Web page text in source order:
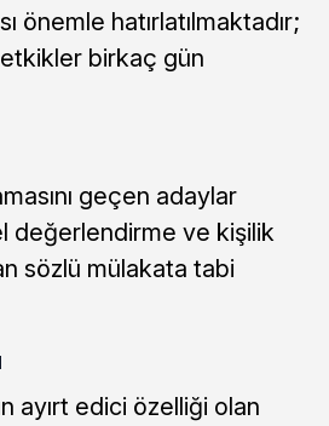
önemle hatırlatılmaktadır;
birkaç gün
geçen adaylar
değerlendirme ve kişilik
sözlü mülakata tabi
ayırt edici özelliği olan